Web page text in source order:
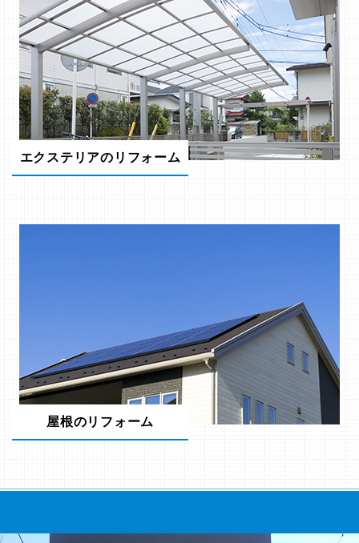
エクステリアのリフォーム
屋根のリフォーム